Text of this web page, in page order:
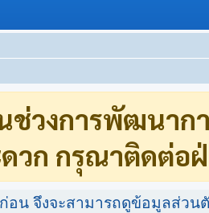
วงการพัฒนาก
วก กรุณาติดต่อ
อน จึงจะสามารถดูข้อมูลส่วน